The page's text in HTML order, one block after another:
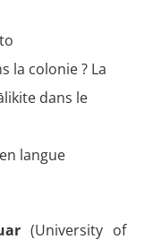
la colonie ? La
dans le
langue
(University of